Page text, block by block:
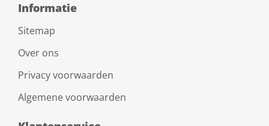
Informatie
Sitemap
Over ons
Privacy voorwaarden
Algemene voorwaarden